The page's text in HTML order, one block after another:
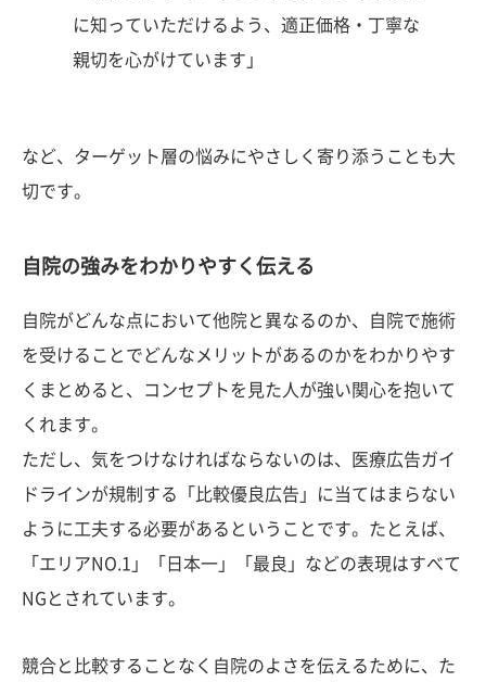
に知っていただけるよう、適正価格・丁寧な
親切を心がけています」
など、ターゲット層の悩みにやさしく寄り添うことも大
切です。
自院の強みをわかりやすく伝える
自院がどんな点において他院と異なるのか、自院で施術
を受けることでどんなメリットがあるのかをわかりやす
くまとめると、コンセプトを見た人が強い関心を抱いて
くれます。
ただし、気をつけなければならないのは、医療広告ガイ
ドラインが規制する「比較優良広告」に当てはまらない
ように工夫する必要があるということです。たとえば、
「エリアNO.1」「日本一」「最良」などの表現はすべて
NGとされています。
競合と比較することなく自院のよさを伝えるために、た